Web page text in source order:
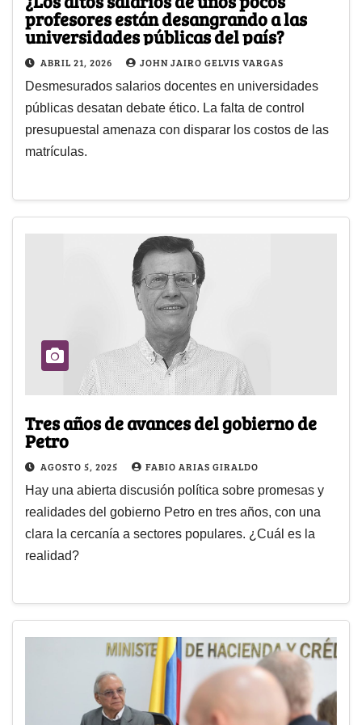
profesores están desangrando a las
universidades públicas del país?
ABRIL 21, 2026 JOHN JAIRO GELVIS VARGAS
Desmesurados salarios docentes en universidades
públicas desatan debate ético. La falta de control
presupuestal amenaza con disparar los costos de las
matrículas.
Tres años de avances del gobierno de
Petro
AGOSTO 5, 2025 FABIO ARIAS GIRALDO
Hay una abierta discusión política sobre promesas y
realidades del gobierno Petro en tres años, con una
clara la cercanía a sectores populares. ¿Cuál es la
realidad?